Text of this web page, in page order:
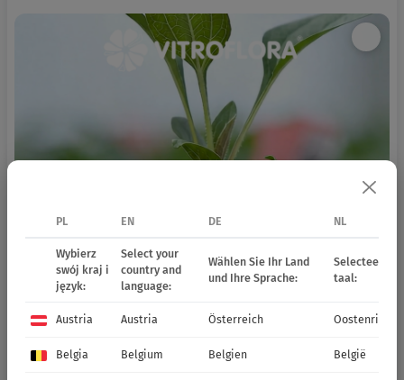
PL EN DE NL
Wybierz
swój kraj i
język:
Select your
country and
language:
Wählen Sie Ihr Land
und Ihre Sprache:
Selecteer uw
taal:
Austria Austria Österreich Oostenrijk
Belgia Belgium Belgien België